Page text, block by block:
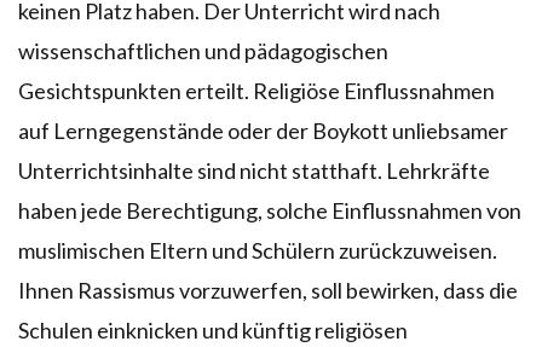
keinen Platz haben. Der Unterricht wird nach
wissenschaftlichen und pädagogischen
Gesichtspunkten erteilt. Religiöse Einflussnahmen
auf Lerngegenstände oder der Boykott unliebsamer
Unterrichtsinhalte sind nicht statthaft. Lehrkräfte
haben jede Berechtigung, solche Einflussnahmen von
muslimischen Eltern und Schülern zurückzuweisen.
Ihnen Rassismus vorzuwerfen, soll bewirken, dass die
Schulen einknicken und künftig religiösen